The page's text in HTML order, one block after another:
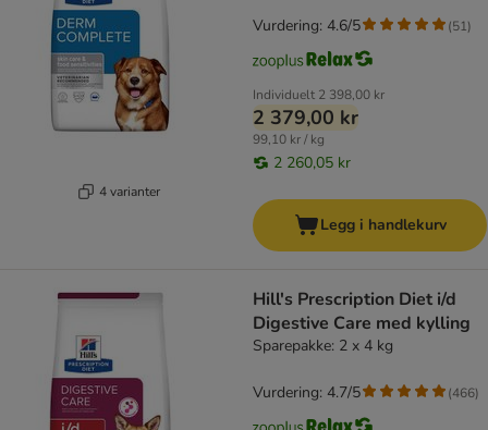
4 varianter
Individuelt 2 398,00 kr
2 379,00 kr
99,10 kr / kg
2 260,05 kr
Vurdering: 4.6/5 (51)
Legg i handlekurv
Hill's Prescription Diet i/d
Digestive Care med kylling
Sparepakke: 2 x 4 kg
Vurdering: 4.7/5 (466)